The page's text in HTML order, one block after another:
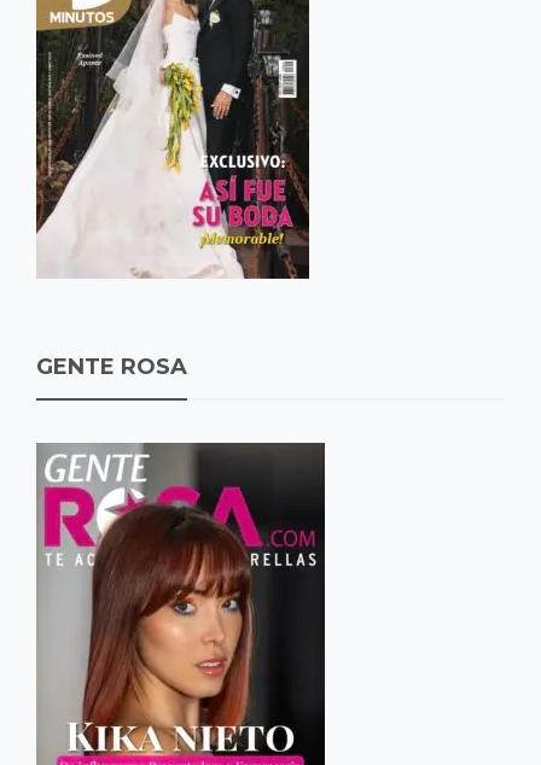
GENTE ROSA